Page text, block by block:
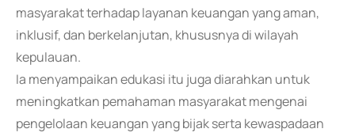
masyarakat terhadap layanan keuangan yang aman,
inklusif, dan berkelanjutan, khususnya di wilayah
kepulauan.
Ia menyampaikan edukasi itu juga diarahkan untuk
meningkatkan pemahaman masyarakat mengenai
pengelolaan keuangan yang bijak serta kewaspadaan